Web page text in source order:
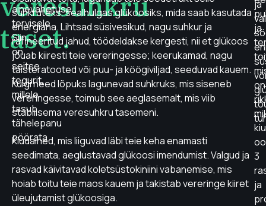
taset.
ainevahetuse
tervisele.
Siin
on
seitse
tegurit,
millele
tasub
tähelepanu
pöörata.
suhkruteks, sealhulgas glükoosiks, mida saab kasutada
energiana. Lihtsad süsivesikud, nagu suhkur ja
rafineeritud jahud, töödeldakse kergesti, nii et glükoos
jõuab kiiresti teie vereringesse; keerukamad, nagu
täisteratooted või puu- ja köögiviljad, seeduvad kauem.
Kuigi need lõpuks lagunevad suhkruks, mis siseneb
vereringesse, toimub see aeglasemalt, mis viib
stabiilsema veresuhkru tasemeni.
Kiudained, mis liiguvad läbi teie keha enamasti
seedimata, aeglustavad glükoosi imendumist. Valgud ja
rasvad käivitavad koletsüstokiniini vabanemise, mis
hoiab toitu teie maos kauem ja takistab vereringe kiiret
üleujutamist glükoosiga.
ja
ja
on
3
ja